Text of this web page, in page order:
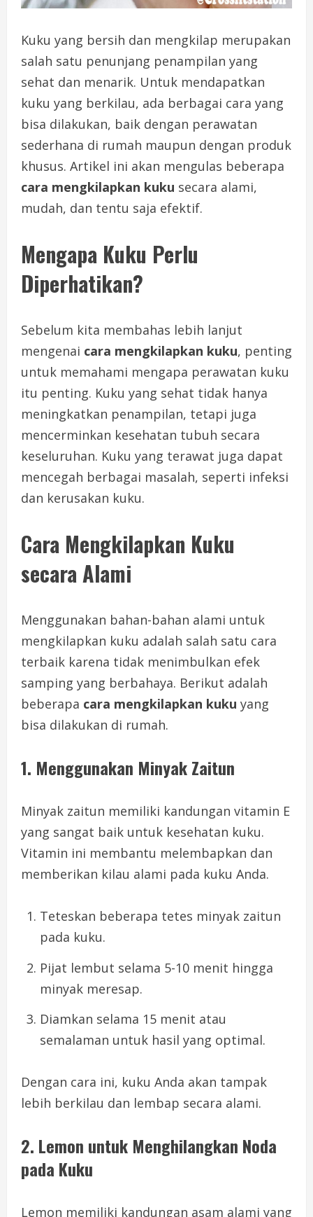
Kuku yang bersih dan mengkilap merupakan
salah satu penunjang penampilan yang
sehat dan menarik. Untuk mendapatkan
kuku yang berkilau, ada berbagai cara yang
bisa dilakukan, baik dengan perawatan
sederhana di rumah maupun dengan produk
khusus. Artikel ini akan mengulas beberapa
cara mengkilapkan kuku secara alami,
mudah, dan tentu saja efektif.
Mengapa Kuku Perlu
Diperhatikan?
Sebelum kita membahas lebih lanjut
mengenai cara mengkilapkan kuku, penting
untuk memahami mengapa perawatan kuku
itu penting. Kuku yang sehat tidak hanya
meningkatkan penampilan, tetapi juga
mencerminkan kesehatan tubuh secara
keseluruhan. Kuku yang terawat juga dapat
mencegah berbagai masalah, seperti infeksi
dan kerusakan kuku.
Cara Mengkilapkan Kuku
secara Alami
Menggunakan bahan-bahan alami untuk
mengkilapkan kuku adalah salah satu cara
terbaik karena tidak menimbulkan efek
samping yang berbahaya. Berikut adalah
beberapa cara mengkilapkan kuku yang
bisa dilakukan di rumah.
1. Menggunakan Minyak Zaitun
Minyak zaitun memiliki kandungan vitamin E
yang sangat baik untuk kesehatan kuku.
Vitamin ini membantu melembapkan dan
memberikan kilau alami pada kuku Anda.
Teteskan beberapa tetes minyak zaitun
pada kuku.
Pijat lembut selama 5-10 menit hingga
minyak meresap.
Diamkan selama 15 menit atau
semalaman untuk hasil yang optimal.
Dengan cara ini, kuku Anda akan tampak
lebih berkilau dan lembap secara alami.
2. Lemon untuk Menghilangkan Noda
pada Kuku
Lemon memiliki kandungan asam alami yang